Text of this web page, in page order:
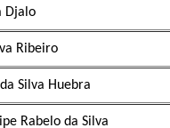
Djalo
Ribeiro
Silva Huebra
Rabelo da Silva